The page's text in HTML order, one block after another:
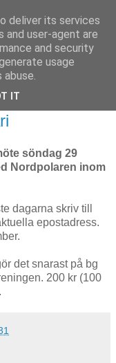
söndag 29
Nordpolaren inom
dagarna skriv till
epostadress.
det snarast på bg
200 kr (100
deliver its services
and user-agent are
and security
usage
IT